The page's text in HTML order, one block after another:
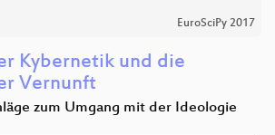
EuroSciPy 2017
Kybernetik und die
Vernunft
zum Umgang mit der Ideologie